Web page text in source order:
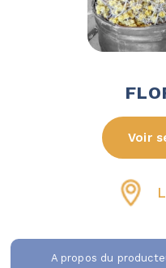
Voir
A propos du